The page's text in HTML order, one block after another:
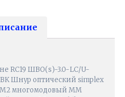
RC19 ШВО(s)-3.0-LC/U-
Шнур оптический simplex
многомодовый MM